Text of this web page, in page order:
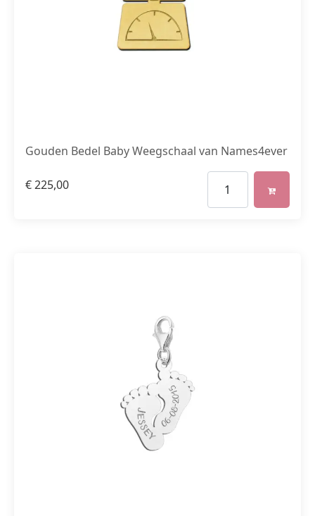
Gouden Bedel Baby Weegschaal van Names4ever
€225,00